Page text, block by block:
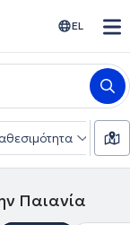
EL
Παιανία